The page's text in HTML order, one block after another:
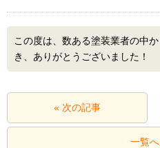
この度は、数ある塗装業者の中
き、ありがとうございました！
« 次の記事
一覧